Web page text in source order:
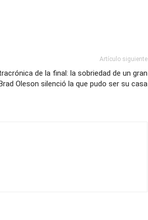
Artículo siguiente
de la final: la sobriedad de un gran
Oleson silenció la que pudo ser su casa